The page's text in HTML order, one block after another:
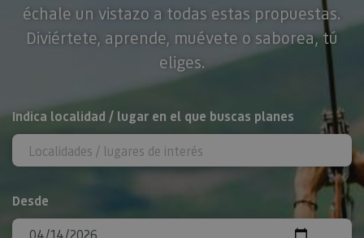
échale un vistazo a todas estas propuestas.
Diviértete, aprende, muévete o saborea, tú
eliges.
BUSCAR
Indica localidad / lugar en el que buscas planes
Desde